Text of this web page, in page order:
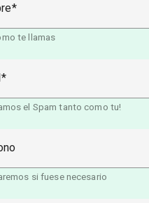
te llamas
el Spam tanto como tu!
si fuese necesario